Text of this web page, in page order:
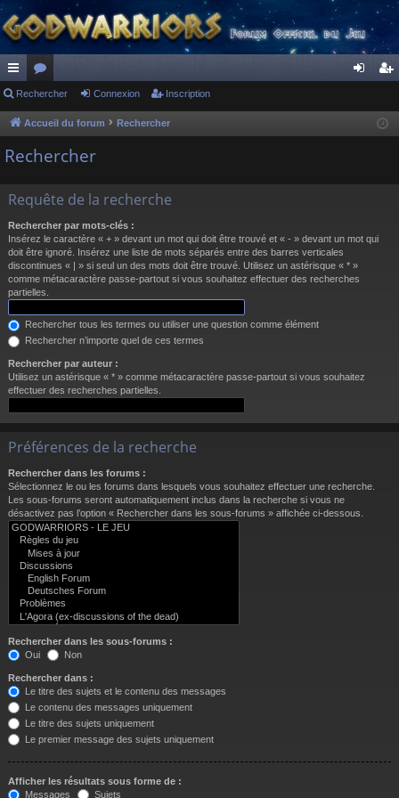
ac
co
ur
s
or
u
m
cri
Rechercher Connexion Inscription
Accueil du forum Rechercher
Rechercher
Requête de la recherche
Rechercher par mots-clés :
Insérez le caractère « + » devant un mot qui doit être trouvé et « - » devant un mot qui
doit être ignoré. Insérez une liste de mots séparés entre des barres verticales
discontinues « | » si seul un des mots doit être trouvé. Utilisez un astérisque « * »
comme métacaractère passe-partout si vous souhaitez effectuer des recherches
partielles.
Rechercher tous les termes ou utiliser une question comme élément
Rechercher n’importe quel de ces termes
Rechercher par auteur :
Utilisez un astérisque « * » comme métacaractère passe-partout si vous souhaitez
effectuer des recherches partielles.
Préférences de la recherche
Rechercher dans les forums :
Sélectionnez le ou les forums dans lesquels vous souhaitez effectuer une recherche.
Les sous-forums seront automatiquement inclus dans la recherche si vous ne
désactivez pas l’option « Rechercher dans les sous-forums » affichée ci-dessous.
Rechercher dans les sous-forums :
Oui
Non
Rechercher dans :
Le titre des sujets et le contenu des messages
Le contenu des messages uniquement
Le titre des sujets uniquement
Le premier message des sujets uniquement
Afficher les résultats sous forme de :
Messages
Sujets